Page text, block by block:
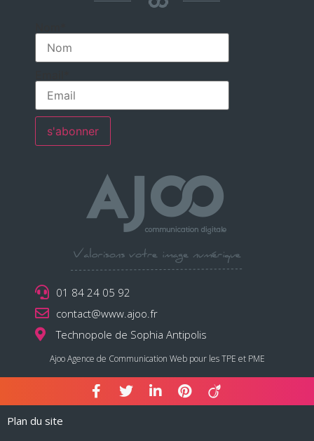
01 84 24 05 92
contact@www.ajoo.fr
Technopole de Sophia Antipolis
Ajoo Agence de Communication Web pour les TPE et PME
Plan du site